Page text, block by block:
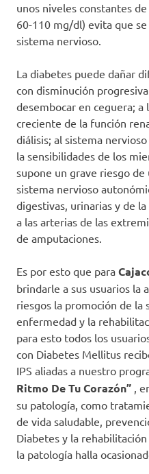
unos niveles constantes
60-110 mg/dl) evita que
sistema nervioso.
La diabetes puede dañar
con disminución
desembocar en ceguera;
creciente de la función
diálisis; al sistema
la sensibilidades de los
supone un grave riesgo de
sistema nervioso
digestivas, urinarias y de
a las arterias de las
de amputaciones.
Es por esto que para
brindarle a sus usuarios la
riesgos la promoción de
enfermedad y la
para esto todos los
con Diabetes Mellitus
IPS aliadas a nuestro
Ritmo De Tu Corazón” ,
su patología, como
de vida saludable,
Diabetes y la
la patología halla